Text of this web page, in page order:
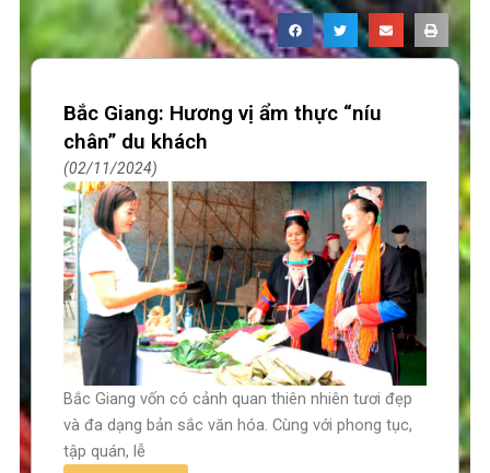
Bắc Giang: Hương vị ẩm thực “níu
chân” du khách
02/11/2024
Bắc Giang vốn có cảnh quan thiên nhiên tươi đẹp
và đa dạng bản sắc văn hóa. Cùng với phong tục,
tập quán, lễ